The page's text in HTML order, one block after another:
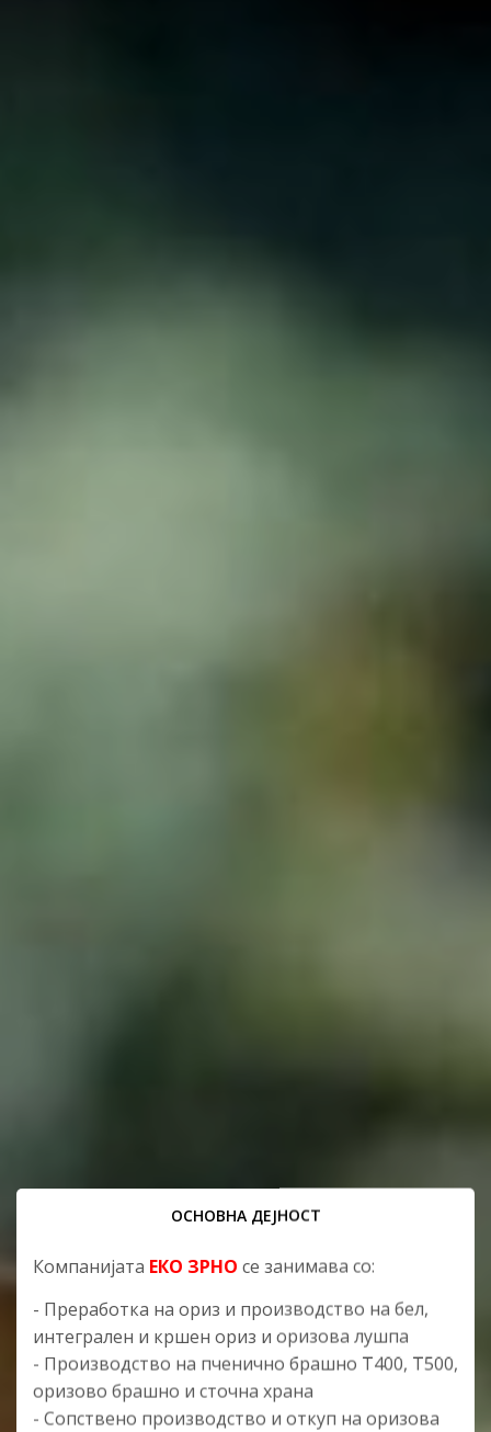
ОСНОВНА ДЕЈНОСТ
Компанијата ЕКО ЗРНО се занимава со:
- Преработка на ориз и производство на бел,
интегрален и кршен ориз и оризова лушпа
- Производство на пченично брашно Т400, Т500,
оризово брашно и сточна храна
- Сопствено производство и откуп на оризова